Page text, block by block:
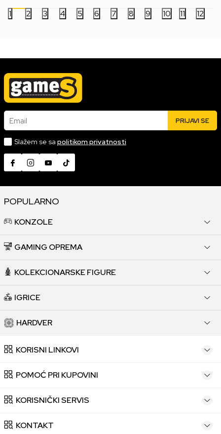
1 2 3 4 5 6 7 8 9 10 11 12
Email PRIJAVI SE
Slažem se sa politikom privatnosti
POPULARNO
KONZOLE
GAMING OPREMA
KOLEKCIONARSKE FIGURE
IGRICE
HARDVER
KORISNI LINKOVI
POMOĆ PRI KUPOVINI
KORISNIČKI SERVIS
KONTAKT